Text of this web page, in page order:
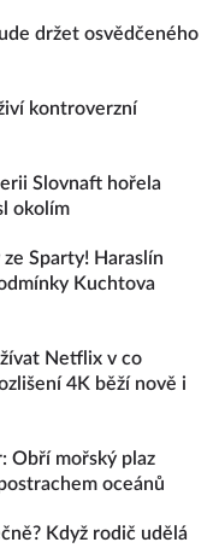
držet osvědčeného
kontroverzní
Slovnaft hořela
okolím
Sparty! Haraslín
Kuchtova
Netflix v co
4K běží nově i
Obří mořský plaz
oceánů
Když rodič udělá